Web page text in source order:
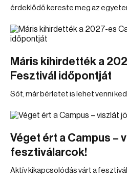
érdeklődő kereste meg az
Máris kihirdették a
Fesztivál időpontját
Sőt, már bérletet is lehet venni
Véget ért a Campus –
fesztiválarcok!
Aktív kikapcsolódás várt a